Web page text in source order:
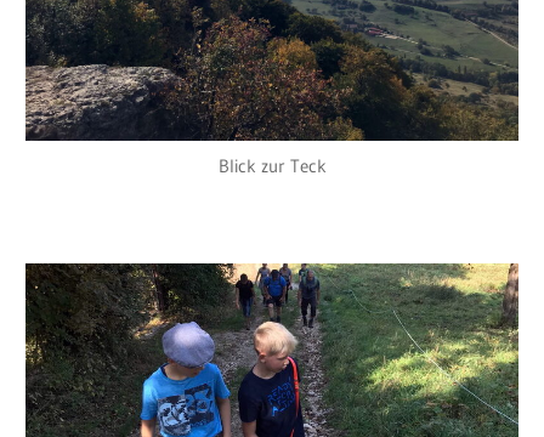
Blick zur Teck